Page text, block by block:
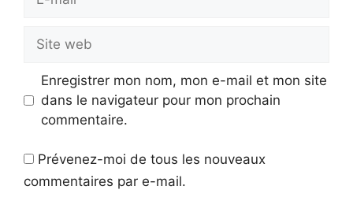
mail
web
Enregistrer mon nom, mon e-mail et mon site
dans le navigateur pour mon prochain
commentaire.
Prévenez-moi de tous les nouveaux
commentaires par e-mail.